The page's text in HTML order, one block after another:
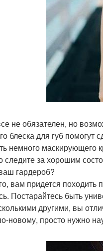
не обязателен, но
блеска для губ
немного маскирующего
следите за хорошим
гардероб?
вам придется
Постарайтесь быть
другими, вы
новому, просто нужно